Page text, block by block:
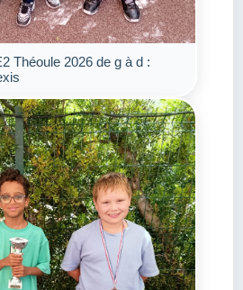
Théoule 2026 de g à d :